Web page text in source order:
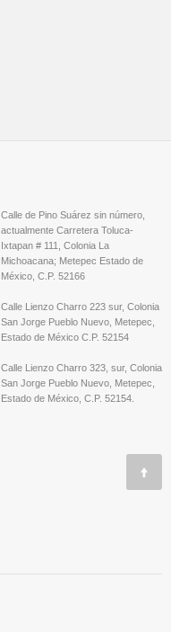
Calle de Pino Suárez sin número,
actualmente Carretera Toluca-
Ixtapan # 111, Colonia La
Michoacana; Metepec Estado de
México, C.P. 52166
Calle Lienzo Charro 223 sur, Colonia
San Jorge Pueblo Nuevo, Metepec,
Estado de México C.P. 52154
Calle Lienzo Charro 323, sur, Colonia
San Jorge Pueblo Nuevo, Metepec,
Estado de México, C.P. 52154.